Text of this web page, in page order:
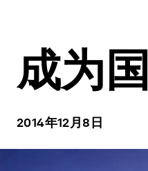
成为
2014年12月8日